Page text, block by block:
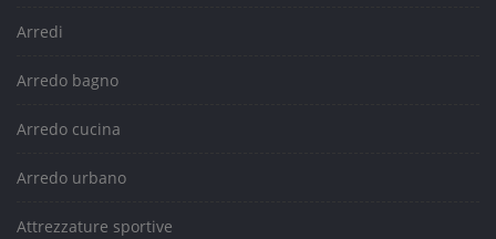
Arredi
Arredo bagno
Arredo cucina
Arredo urbano
Attrezzature sportive